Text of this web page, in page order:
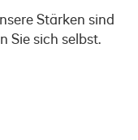
Stärken sind
Sie sich selbst.